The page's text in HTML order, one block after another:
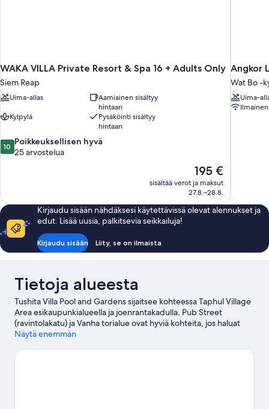
WAKA VILLA Private Resort & Spa 16 + Adults Only
Siem Reap
Uima-allas
Aamiainen sisältyy
hintaan
Kylpylä
Pysäköinti sisältyy
hintaan
10.0
kautta
25
arvostelua
10 Poikkeuksellisen hyvä
25 arvostelua
Hinta
on
195 €
195 €
sisältää verot ja maksut
27.8.–28.8.
Angkor
Wat Bo -
Uima-
Kirjaudu sisään nähdäksesi käytettävissä olevat alennukset ja
edut. Lisää uusia, palkitsevia seikkailuja!
Kirjaudu sisään Liity, se on ilmaista
Tietoja alueesta
Tushita Villa Pool and Gardens sijaitsee kohteessa Taphul Village
Area esikaupunkialueella ja joenrantakadulla. Pub Street
(ravintolakatu) ja Vanha torialue ovat hyviä kohteita, jos haluat
shoppailla lomallasi, ja alueen luonnosta kiinnostuneiden
Angkorin vihreiden puutarhojen puisto ja Khmerin keramiikka- ja
Näytä enemmän